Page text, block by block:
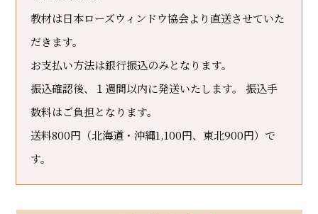
教材は日本ローズウィンドウ協会より直送させていた
だきます。
お支払い方法は銀行振込のみとなります。
振込確認後、１週間以内に発送いたします。 振込手
数料はご負担となります。
送料800円（北海道・沖縄1,100円、東北900円）で
す。